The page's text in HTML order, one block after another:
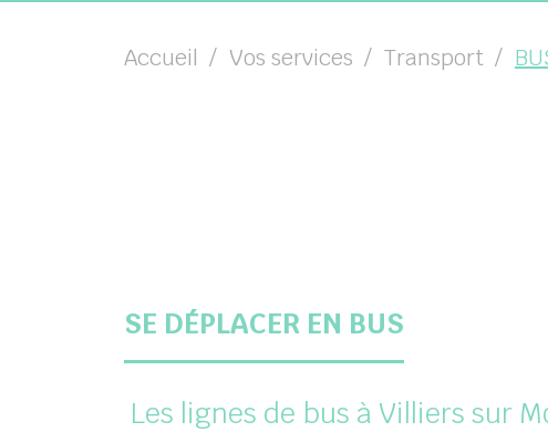
Accueil Vos services Transport
SE DÉPLACER EN BUS
Les lignes de bus à Villiers sur